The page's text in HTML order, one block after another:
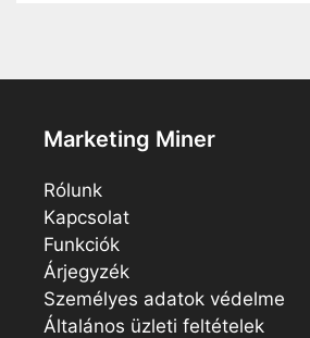
Marketing Miner
Rólunk
Kapcsolat
Funkciók
Árjegyzék
Személyes adatok védelme
Általános üzleti feltételek